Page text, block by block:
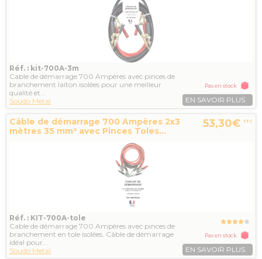
Réf. : kit-700A-3m
Cable de démarrage 700 Ampères avec pinces de
branchement laiton isolées pour une meilleur
qualité et...
Soudo Metal
Pas en stock
EN SAVOIR PLUS
Câble de démarrage 700 Ampères 2x3
mètres 35 mm² avec Pinces Toles...
53,30€ TTC
Réf. : KIT-700A-tole
Cable de démarrage 700 Ampères avec pinces de
branchement en tole isolées. Câble de démarrage
idéal pour...
Soudo Metal
Pas en stock
EN SAVOIR PLUS